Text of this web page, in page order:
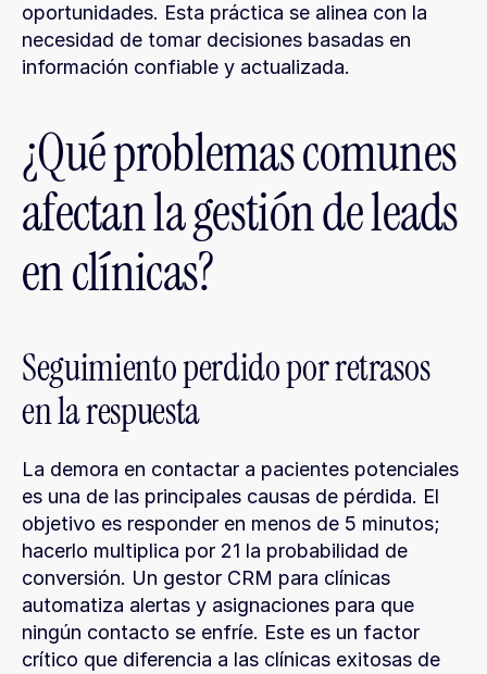
oportunidades. Esta práctica se alinea con la
necesidad de tomar decisiones basadas en
información confiable y actualizada.
¿Qué problemas comunes
afectan la gestión de leads
en clínicas?
Seguimiento perdido por retrasos
en la respuesta
La demora en contactar a pacientes potenciales
es una de las principales causas de pérdida. El
objetivo es responder en menos de 5 minutos;
hacerlo multiplica por 21 la probabilidad de
conversión. Un gestor CRM para clínicas
automatiza alertas y asignaciones para que
ningún contacto se enfríe. Este es un factor
crítico que diferencia a las clínicas exitosas de